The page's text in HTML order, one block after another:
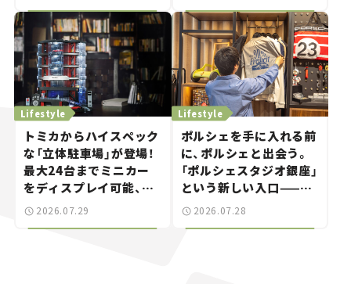
とホビー】
トミカからハイスペック
な「立体駐車場」が登場！
最大24台までミニカー
をディスプレイ可能、特
別な「日産 GT-R
Lifestyle
2026.07.29
ポルシェを手に入れる前
に、ポルシェと出会う。
「ポルシェスタジオ銀座」
という新しい入口——連
載｜CCGとクルマでどう
Lifestyle
2026.07.28